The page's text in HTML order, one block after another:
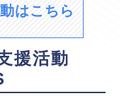
はこちら
援活動